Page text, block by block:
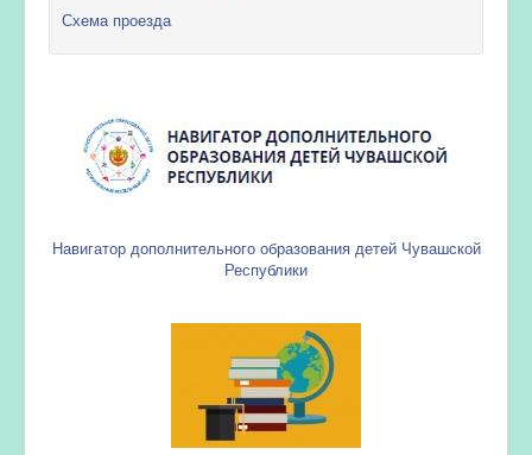
Схема проезда
Навигатор дополнительного образования детей Чувашской
Республики